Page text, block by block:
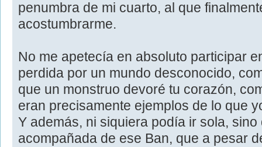
penumbra de mi cuarto, al que
acostumbrarme.
No me apetecía en absoluto participar
perdida por un mundo desconocido,
que un monstruo devoré tu corazón,
eran precisamente ejemplos de lo que
Y además, ni siquiera podía ir sola,
acompañada de ese Ban, que a pesar